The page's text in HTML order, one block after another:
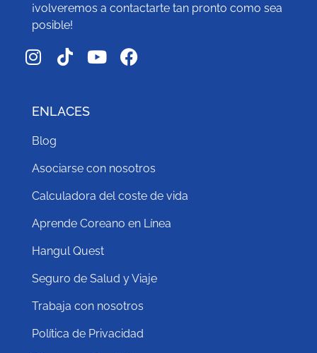
¡volveremos a contactarte tan pronto como sea
posible!
ENLACES
Blog
Asociarse con nosotros
Calculadora del coste de vida
Aprende Coreano en Línea
Hangul Quest
Seguro de Salud y Viaje
Trabaja con nosotros
Política de Privacidad